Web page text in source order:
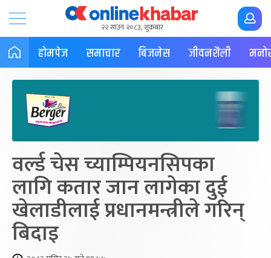
२२ साउन २०८३, शुक्रबार
होमपेज समाचार बिजनेस जीवनशैली
वर्ल्ड चेस च्याम्पियनसिपका
लागि कतार जान लागेका दुई
खेलाडीलाई प्रधानमन्त्रीले गरिन्
बिदाइ